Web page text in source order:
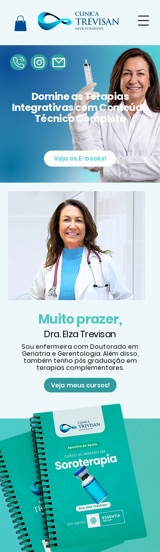
Domine as Terapias
Integrativas com Conteúdo
Técnico Completo
Veja os E-books!
Muito prazer,
Dra. Elza Trevisan
Sou enfermeira com Doutorado em
Geriatria e Gerentologia. Além disso,
também tenho pós graduação em
terapias complementares.
Veja meus cursos!